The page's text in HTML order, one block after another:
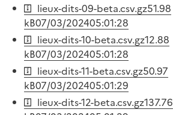
lieux-dits-09-beta.csv.gz51.98
kB07/03/202405:01:28
lieux-dits-10-beta.csv.gz12.88
kB07/03/202405:01:28
lieux-dits-11-beta.csv.gz50.97
kB07/03/202405:01:29
lieux-dits-12-beta.csv.gz137.76